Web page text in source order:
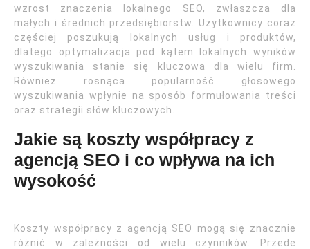
wzrost znaczenia lokalnego SEO, zwłaszcza dla
małych i średnich przedsiębiorstw. Użytkownicy coraz
częściej poszukują lokalnych usług i produktów,
dlatego optymalizacja pod kątem lokalnych wyników
wyszukiwania stanie się kluczowa dla wielu firm.
Również rosnąca popularność głosowego
wyszukiwania wpłynie na sposób formułowania treści
oraz strategii słów kluczowych.
Jakie są koszty współpracy z
agencją SEO i co wpływa na ich
wysokość
Koszty współpracy z agencją SEO mogą się znacznie
różnić w zależności od wielu czynników. Przede